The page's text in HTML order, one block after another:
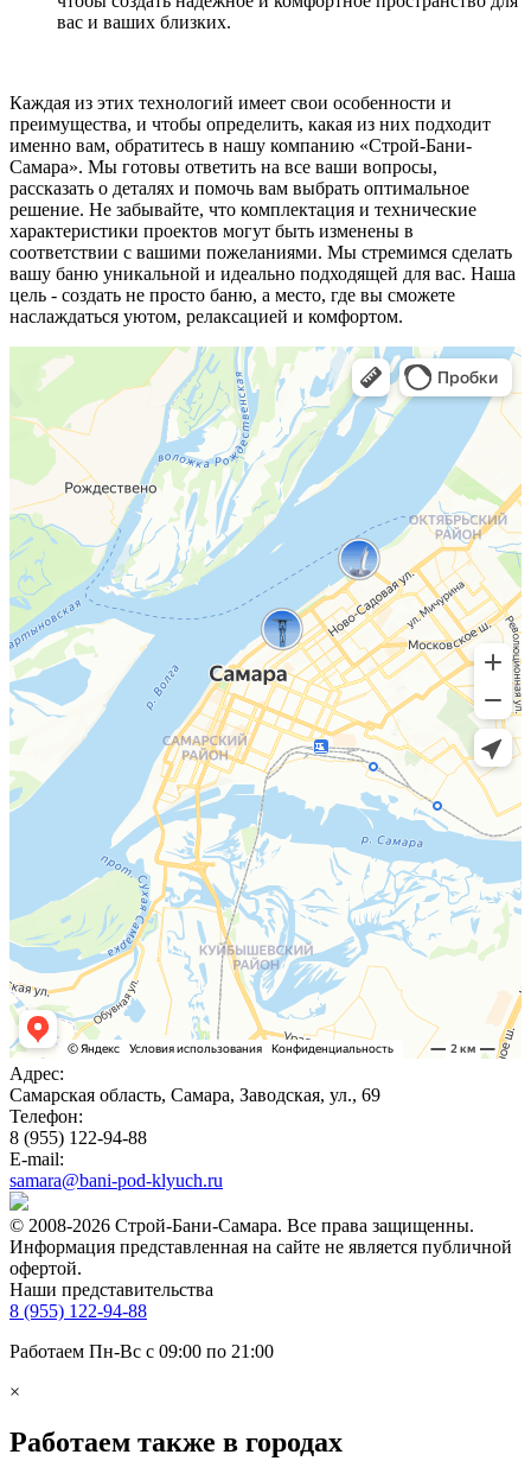
вас и ваших близких.
Каждая из этих технологий имеет свои особенности и
преимущества, и чтобы определить, какая из них подходит
именно вам, обратитесь в нашу компанию «Строй-Бани-
Самара». Мы готовы ответить на все ваши вопросы,
рассказать о деталях и помочь вам выбрать оптимальное
решение. Не забывайте, что комплектация и технические
характеристики проектов могут быть изменены в
соответствии с вашими пожеланиями. Мы стремимся сделать
вашу баню уникальной и идеально подходящей для вас. Наша
цель - создать не просто баню, а место, где вы сможете
наслаждаться уютом, релаксацией и комфортом.
Адрес:
Самарская область, Самара, Заводская, ул., 69
Телефон:
8 (955) 122-94-88
E-mail:
samara@bani-pod-klyuch.ru
© 2008-2026 Строй-Бани-Самара. Все права защищенны.
Информация представленная на сайте не является публичной
офертой.
Наши представительства
8 (955) 122-94-88
Работаем Пн-Вс с 09:00 по 21:00
×
Работаем также в городах